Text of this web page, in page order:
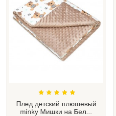
Плед детский плюшевый
minky Мишки на Бел...